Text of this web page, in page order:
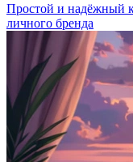
Простой и надёжный
личного бренда